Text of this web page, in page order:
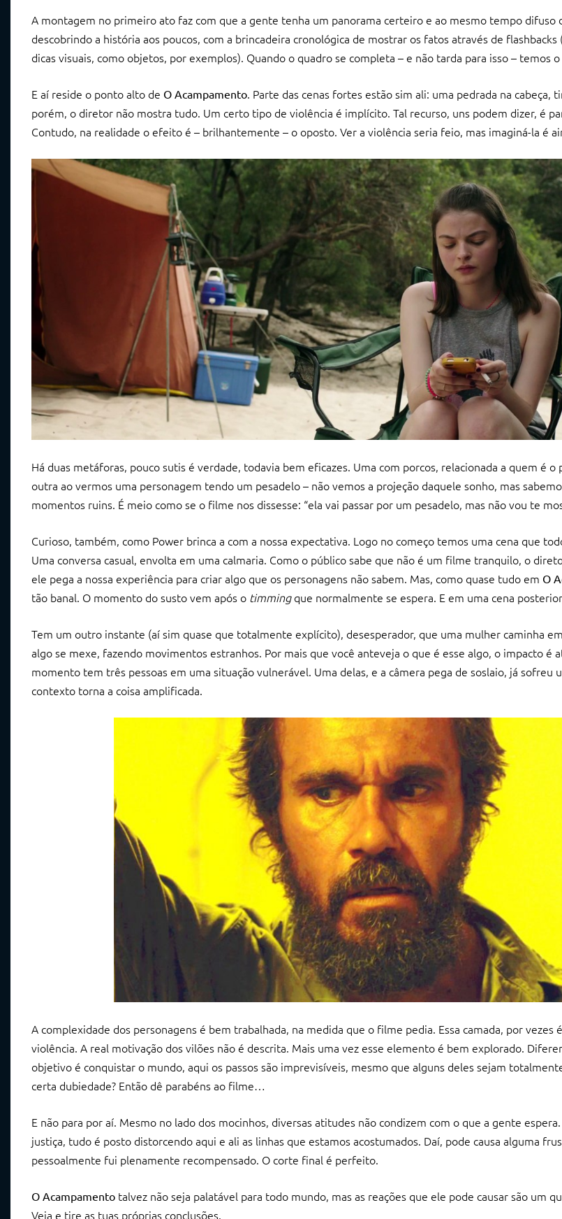
A montagem no primeiro ato faz com que a gente tenha um panorama certeiro e ao mesmo tempo difuso
descobrindo a história aos poucos, com a brincadeira cronológica de mostrar os fatos através de flashbacks
dicas visuais, como objetos, por exemplos). Quando o quadro se completa – e não tarda para isso – temos
E aí reside o ponto alto de O Acampamento. Parte das cenas fortes estão sim ali: uma pedrada na
porém, o diretor não mostra tudo. Um certo tipo de violência é implícito. Tal recurso, uns podem dizer, é
Contudo, na realidade o efeito é – brilhantemente – o oposto. Ver a violência seria feio, mas imaginá-la é
Há duas metáforas, pouco sutis é verdade, todavia bem eficazes. Uma com porcos, relacionada a quem é o
outra ao vermos uma personagem tendo um pesadelo – não vemos a projeção daquele sonho, mas
momentos ruins. É meio como se o filme nos dissesse: “ela vai passar por um pesadelo, mas não vou te
Curioso, também, como Power brinca a com a nossa expectativa. Logo no começo temos uma cena que
Uma conversa casual, envolta em uma calmaria. Como o público sabe que não é um filme tranquilo, o
ele pega a nossa experiência para criar algo que os personagens não sabem. Mas, como quase tudo em O
tão banal. O momento do susto vem após o timmingque normalmente se espera. E em uma cena
Tem um outro instante (aí sim quase que totalmente explícito), desesperador, que uma mulher caminha
algo se mexe, fazendo movimentos estranhos. Por mais que você anteveja o que é esse algo, o impacto é
momento tem três pessoas em uma situação vulnerável. Uma delas, e a câmera pega de soslaio, já sofreu
contexto torna a coisa amplificada.
A complexidade dos personagens é bem trabalhada, na medida que o filme pedia. Essa camada, por vezes
violência. A real motivação dos vilões não é descrita. Mais uma vez esse elemento é bem explorado.
objetivo é conquistar o mundo, aqui os passos são imprevisíveis, mesmo que alguns deles sejam
certa dubiedade? Então dê parabéns ao filme…
E não para por aí. Mesmo no lado dos mocinhos, diversas atitudes não condizem com o que a gente
justiça, tudo é posto distorcendo aqui e ali as linhas que estamos acostumados. Daí, pode causa alguma
pessoalmente fui plenamente recompensado. O corte final é perfeito.
O Acampamento talvez não seja palatável para todo mundo, mas as reações que ele pode causar são um
Veja e tire as tuas próprias conclusões.